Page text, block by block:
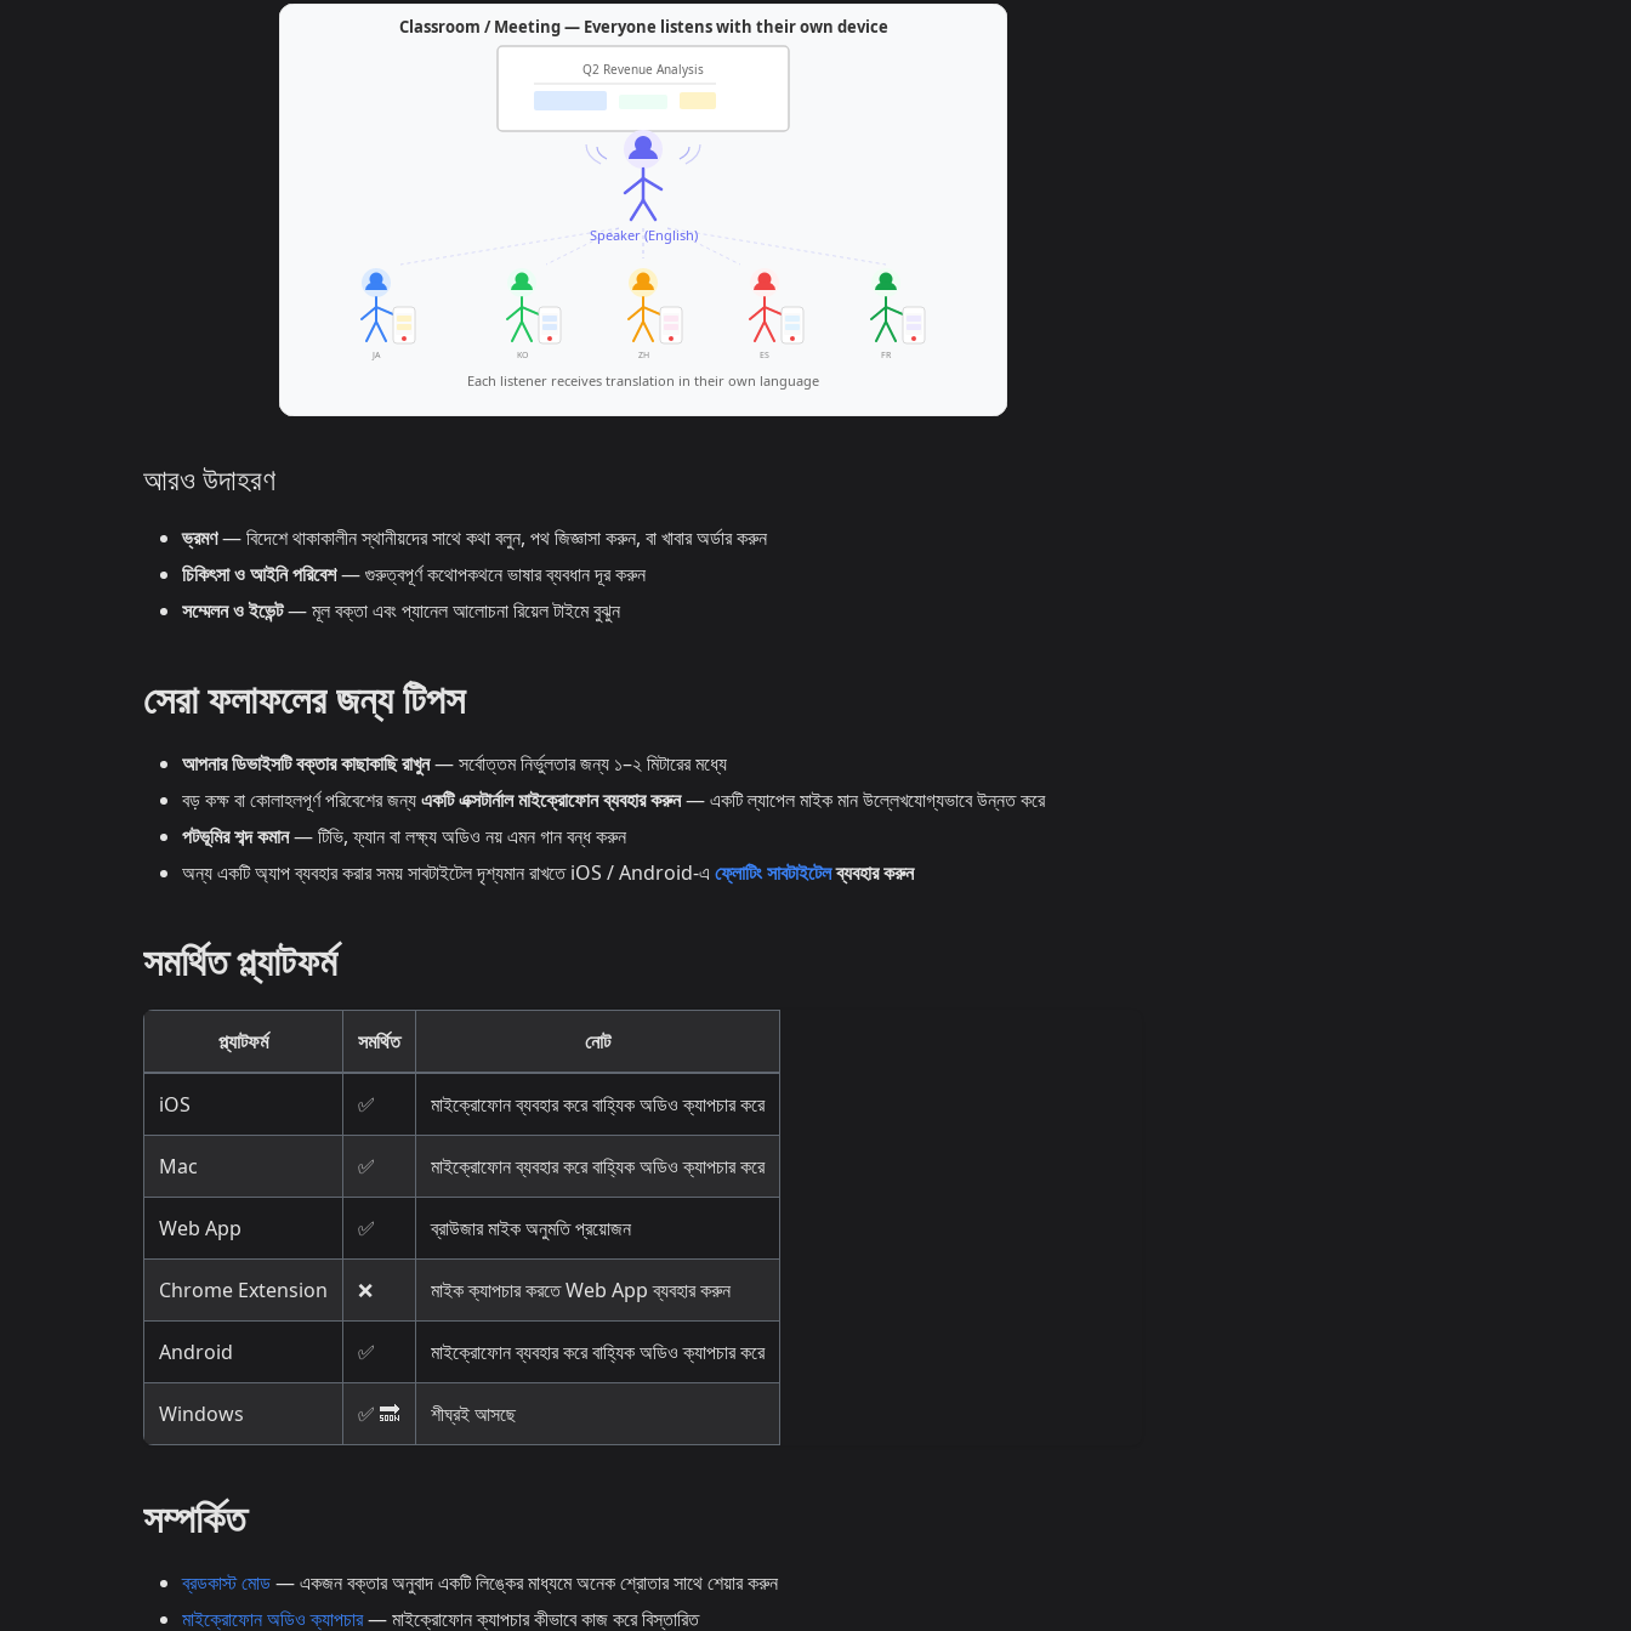
আরও উদাহরণ
ভ্রমণ— বিদেশে থাকাকালীন স্থানীয়দের সাথে কথা বলুন, পথ জিজ্ঞাসা করুন, বা খাবার অর্ডার করুন
চিকিৎসা ও আইনি পরিবেশ— গুরুত্বপূর্ণ কথোপকথনে ভাষার ব্যবধান দূর করুন
সম্মেলন ও ইভেন্ট— মূল বক্তা এবং প্যানেল আলোচনা রিয়েল টাইমে বুঝুন
সেরা ফলাফলের জন্য টিপস
আপনার ডিভাইসটি বক্তার কাছাকাছি রাখুন— সর্বোত্তম নির্ভুলতার জন্য ১–২ মিটারের মধ্যে
বড় কক্ষ বা কোলাহলপূর্ণ পরিবেশের জন্যএকটি এক্সটার্নাল মাইক্রোফোন ব্যবহার করুন— একটি ল্যাপেল মাইক মান উল্লেখযোগ্যভাবে উন্নত করে
পটভূমির শব্দ কমান— টিভি, ফ্যান বা লক্ষ্য অডিও নয় এমন গান বন্ধ করুন
অন্য একটি অ্যাপ ব্যবহার করার সময় সাবটাইটেল দৃশ্যমান রাখতে iOS / Android-এ ফ্লোটিং সাবটাইটেলব্যবহার করুন
সমর্থিত প্ল্যাটফর্ম
প্ল্যাটফর্ম সমর্থিত নোট
iOS ✅ মাইক্রোফোন ব্যবহার করে বাহ্যিক অডিও ক্যাপচার করে
Mac ✅ মাইক্রোফোন ব্যবহার করে বাহ্যিক অডিও ক্যাপচার করে
Web App ✅ ব্রাউজার মাইক অনুমতি প্রয়োজন
Chrome Extension ❌ মাইক ক্যাপচার করতে Web App ব্যবহার করুন
Android ✅ মাইক্রোফোন ব্যবহার করে বাহ্যিক অডিও ক্যাপচার করে
Windows ✅ 🔜 শীঘ্রই আসছে
সম্পর্কিত
ব্রডকাস্ট মোড— একজন বক্তার অনুবাদ একটি লিঙ্কের মাধ্যমে অনেক শ্রোতার সাথে শেয়ার করুন
মাইক্রোফোন অডিও ক্যাপচার— মাইক্রোফোন ক্যাপচার কীভাবে কাজ করে বিস্তারিত